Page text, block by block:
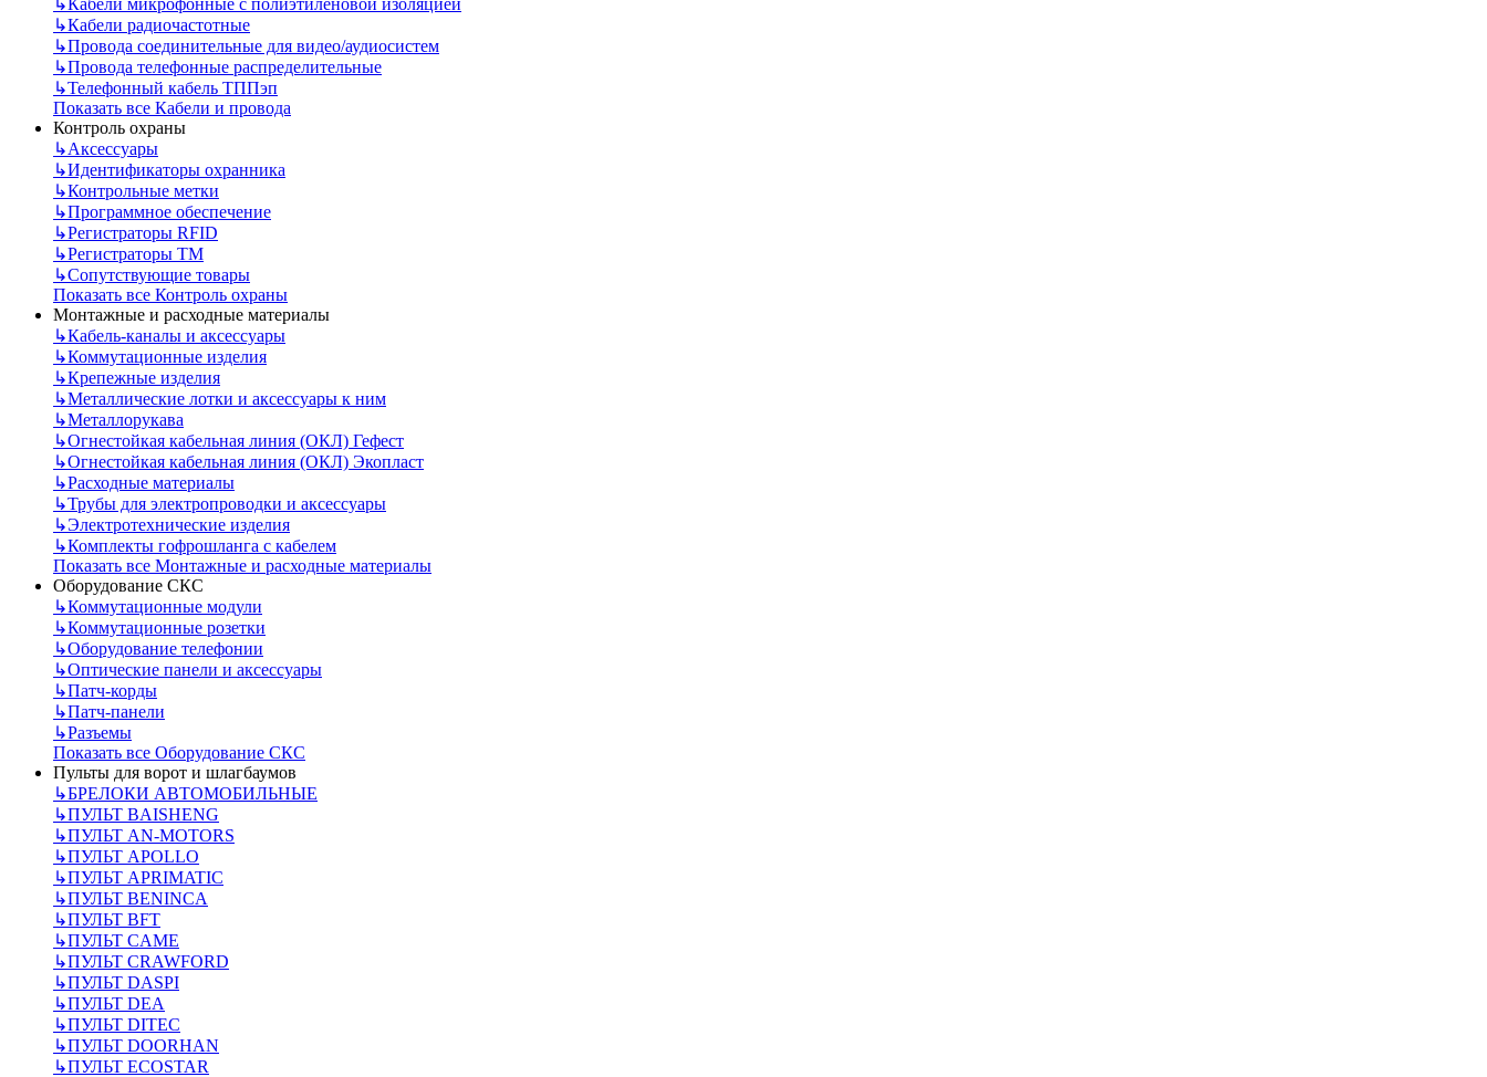
↳Кабели микрофонные с полиэтиленовой изоляцией
↳Кабели радиочастотные
↳Провода соединительные для видео/аудиосистем
↳Провода телефонные распределительные
↳Телефонный кабель ТППэп
Показать все Кабели и провода
Контроль охраны
↳Аксессуары
↳Идентификаторы охранника
↳Контрольные метки
↳Программное обеспечение
↳Регистраторы RFID
↳Регистраторы ТМ
↳Сопутствующие товары
Показать все Контроль охраны
Монтажные и расходные материалы
↳Кабель-каналы и аксессуары
↳Коммутационные изделия
↳Крепежные изделия
↳Металлические лотки и аксессуары к ним
↳Металлорукава
↳Огнестойкая кабельная линия (ОКЛ) Гефест
↳Огнестойкая кабельная линия (ОКЛ) Экопласт
↳Расходные материалы
↳Трубы для электропроводки и аксессуары
↳Электротехнические изделия
↳Комплекты гофрошланга с кабелем
Показать все Монтажные и расходные материалы
Оборудование СКС
↳Коммутационные модули
↳Коммутационные розетки
↳Оборудование телефонии
↳Оптические панели и аксессуары
↳Патч-корды
↳Патч-панели
↳Разъемы
Показать все Оборудование СКС
Пульты для ворот и шлагбаумов
↳БРЕЛОКИ АВТОМОБИЛЬНЫЕ
↳ПУЛЬТ BAISHENG
↳ПУЛЬТ AN-MOTORS
↳ПУЛЬТ APOLLO
↳ПУЛЬТ APRIMATIC
↳ПУЛЬТ BENINCA
↳ПУЛЬТ BFT
↳ПУЛЬТ CAME
↳ПУЛЬТ CRAWFORD
↳ПУЛЬТ DASPI
↳ПУЛЬТ DEA
↳ПУЛЬТ DITEC
↳ПУЛЬТ DOORHAN
↳ПУЛЬТ ECOSTAR